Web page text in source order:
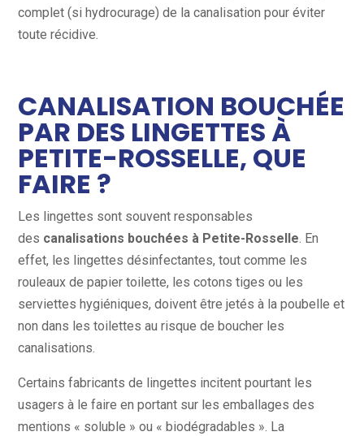
complet (si hydrocurage) de la canalisation pour éviter
toute récidive.
CANALISATION BOUCHÉE
PAR DES LINGETTES À
PETITE-ROSSELLE, QUE
FAIRE ?
Les lingettes sont souvent responsables
des canalisations bouchées à Petite-Rosselle. En
effet, les lingettes désinfectantes, tout comme les
rouleaux de papier toilette, les cotons tiges ou les
serviettes hygiéniques, doivent être jetés à la poubelle et
non dans les toilettes au risque de boucher les
canalisations.
Certains fabricants de lingettes incitent pourtant les
usagers à le faire en portant sur les emballages des
mentions « soluble » ou « biodégradables ». La